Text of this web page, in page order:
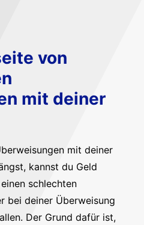
von
mit deiner
mit deiner
kannst du Geld
schlechten
bei deiner Überweisung
Der Grund dafür ist,